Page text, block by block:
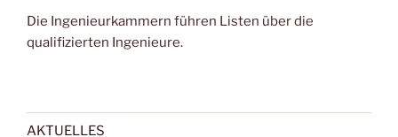
Die Ingenieurkammern führen Listen über die
qualifizierten Ingenieure.
AKTUELLES